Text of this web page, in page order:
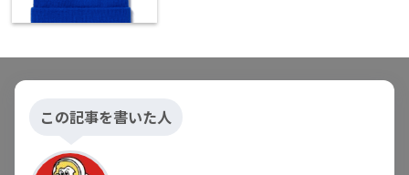
この記事を書いた人